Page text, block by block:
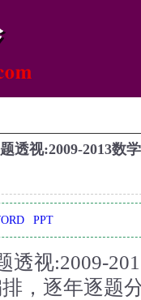
透视:2009-2013数
PPT
透视:2009-
，逐年逐题